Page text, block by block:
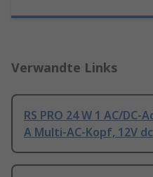
Verwandte Links
RS PRO 24 W 1 AC/
A Multi-AC-Kopf, 12V dc